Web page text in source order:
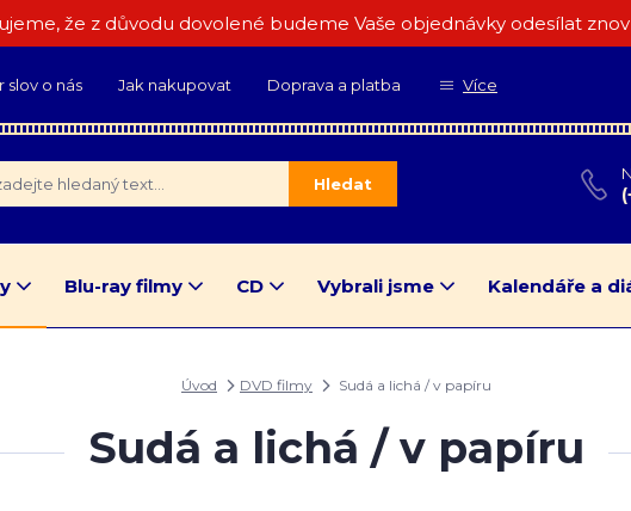
že z důvodu dovolené budeme Vaše objednávky odesílat
slov o nás Jak nakupovat Doprava a platba Více
Hledat
Blu-ray filmy CD Vybrali jsme Kalendáře a
Úvod DVD filmy Sudá a lichá / v papíru
Sudá a lichá / v papíru